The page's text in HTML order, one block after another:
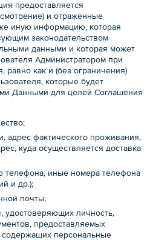
предоставляется
и отраженные
иную информацию, которая
законодательством
данными и которая может
Администратором при
равно как и (без ограничения)
которые будет
Данными для целей Соглашения
адрес фактического проживания,
куда осуществляется доставка
телефона, иные номера телефона
и др.);
почты;
удостоверяющих личность,
предоставляемых
содержащих персональные